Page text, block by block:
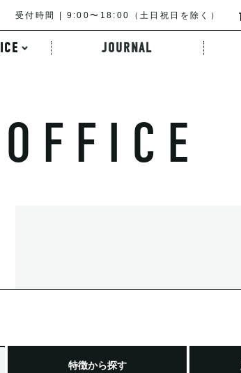
受付時間 | 9:00〜18:00（土日祝日を除く）
JOURNAL 路線・駅から探す
特徴から探す